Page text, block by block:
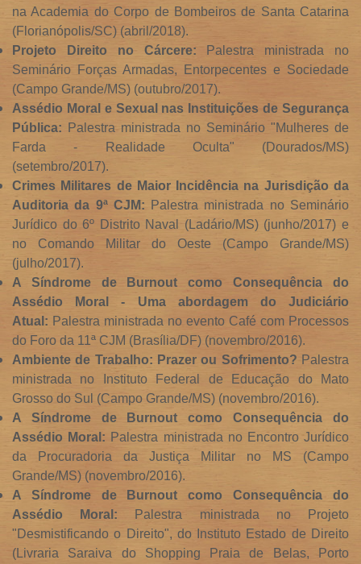
na Academia do Corpo de Bombeiros de Santa Catarina
(Florianópolis/SC) (abril/2018).
Projeto Direito no Cárcere: Palestra ministrada no
Seminário Forças Armadas, Entorpecentes e Sociedade
(Campo Grande/MS) (outubro/2017).
Assédio Moral e Sexual nas Instituições de Segurança
Pública:
Palestra ministrada no Seminário "Mulheres de
Farda - Realidade Oculta" (Dourados/MS)
(setembro/2017).
Crimes Militares de Maior Incidência na Jurisdição da
Auditoria da 9ª CJM:
Palestra ministrada no Seminário
Jurídico do 6º Distrito Naval (Ladário/MS) (junho/2017) e
no Comando Militar do Oeste (Campo Grande/MS)
(julho/2017).
A Síndrome de Burnout como Consequência do
Assédio Moral - Uma abordagem do Judiciário
Atual: Palestra ministrada no evento Café com Processos
do Foro da 11ª CJM (Brasília/DF) (novembro/2016).
Ambiente de Trabalho: Prazer ou Sofrimento? Palestra
ministrada no Instituto Federal de Educação do Mato
Grosso do Sul (Campo Grande/MS) (novembro/2016).
A Síndrome de Burnout como Consequência do
Assédio Moral: Palestra ministrada no Encontro Jurídico
da Procuradoria da Justiça Militar no MS (Campo
Grande/MS) (novembro/2016).
A Síndrome de Burnout como Consequência do
Assédio Moral:
Palestra ministrada no Projeto
"Desmistificando o Direito", do Instituto Estado de Direito
(Livraria Saraiva do Shopping Praia de Belas, Porto